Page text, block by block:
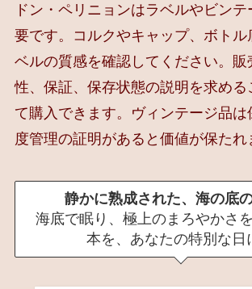
ドン・ペリニョンはラベルやビン
要です。コルクやキャップ、ボトル
ベルの質感を確認してください。販
性、保証、保存状態の説明を求める
て購入できます。ヴィンテージ品は
度管理の証明があると価値が保たれ
静かに熟成された、海の底の
海底で眠り、極上のまろやかさ
本を、あなたの特別な日